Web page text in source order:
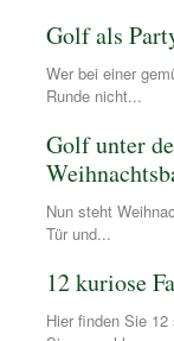
Golf als
Wer bei einer
Runde nicht...
Golf unter
Nun steht
Tür und...
12 kuriose
Hier finden Sie